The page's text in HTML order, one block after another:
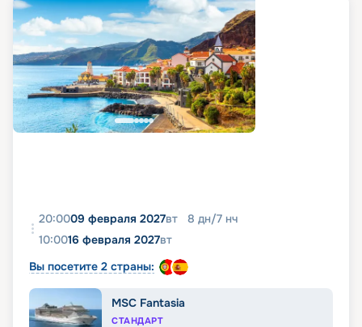
20:0009 февраля 2027вт 8 дн/7 нч
10:0016 февраля 2027вт
Вы посетите 2 страны:
MSC Fantasia
СТАНДАРТ